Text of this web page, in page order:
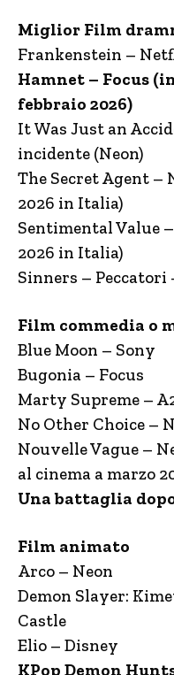
Miglior Film
Frankenstein –
Hamnet – Focus
febbraio 2026)
It Was Just an
incidente (Neon)
The Secret Agent –
2026 in Italia)
Sentimental Value
2026 in Italia)
Sinners – Peccatori
Film commedia o
Blue Moon – Sony
Bugonia – Focus
Marty Supreme –
No Other Choice –
Nouvelle Vague –
al cinema a marzo
Una battaglia
​Film animato
Arco – Neon
Demon Slayer:
Castle
Elio – Disney
KPop Demon